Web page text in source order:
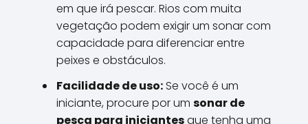
em que irá pescar. Rios com muita
vegetação podem exigir um sonar com
capacidade para diferenciar entre
peixes e obstáculos.
Facilidade de uso:Se você é um
iniciante, procure por um sonar de
pesca para iniciantesque tenha uma